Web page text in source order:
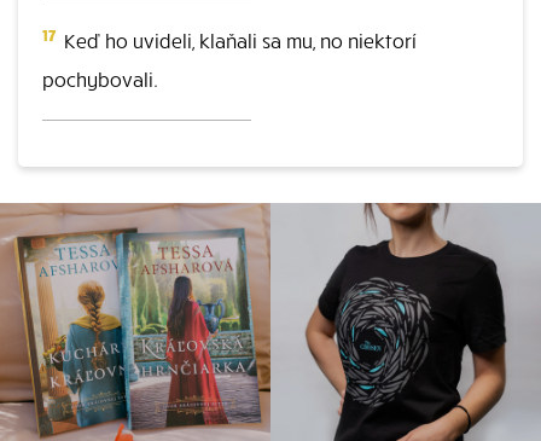
17 Keď ho uvideli, klaňali sa mu, no niektorí
pochybovali.